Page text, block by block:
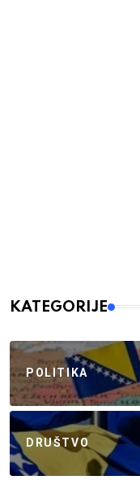
KATEGORIJE
POLITIKA
DRUŠTVO